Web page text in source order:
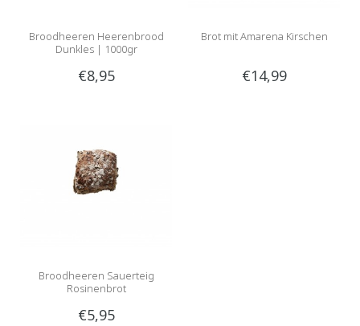
Broodheeren Heerenbrood
Dunkles | 1000gr
€8,95
Brot mit Amarena Kirschen
€14,99
Broodheeren Sauerteig
Rosinenbrot
€5,95